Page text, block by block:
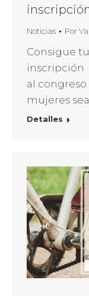
Noticias Por
Consigue
inscripción
al
mujeres
Detalles